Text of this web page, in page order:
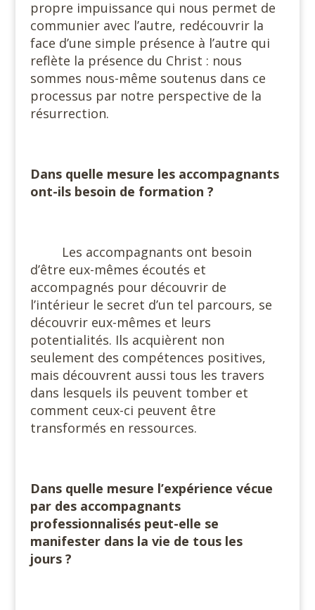
propre impuissance qui nous permet de
communier avec l’autre, redécouvrir la
face d’une simple présence à l’autre qui
reflète la présence du Christ : nous
sommes nous-même soutenus dans ce
processus par notre perspective de la
résurrection.
Dans quelle mesure les accompagnants
ont-ils besoin de formation ?
Les accompagnants ont besoin
d’être eux-mêmes écoutés et
accompagnés pour découvrir de
l’intérieur le secret d’un tel parcours, se
découvrir eux-mêmes et leurs
potentialités. Ils acquièrent non
seulement des compétences positives,
mais découvrent aussi tous les travers
dans lesquels ils peuvent tomber et
comment ceux-ci peuvent être
transformés en ressources.
Dans quelle mesure l’expérience vécue
par des accompagnants
professionnalisés peut-elle se
manifester dans la vie de tous les
jours ?